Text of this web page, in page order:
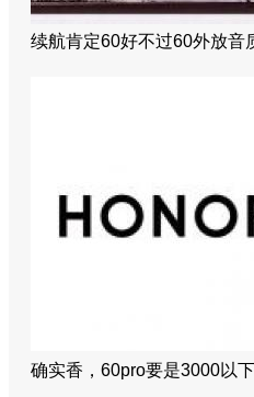
续航肯定60好不过60外放音
确实香，60pro要是3000以